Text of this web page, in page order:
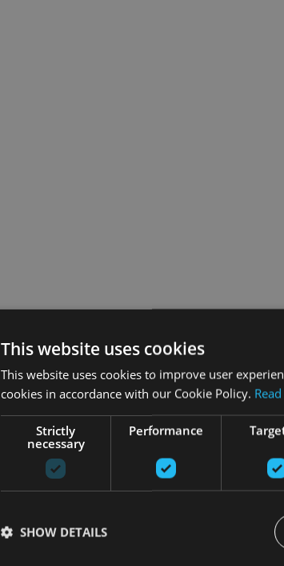
This website uses cookies
This website uses cookies to improve user
cookies in accordance with our Cookie Policy.
Strictly
necessary
Performance
SHOW DETAILS